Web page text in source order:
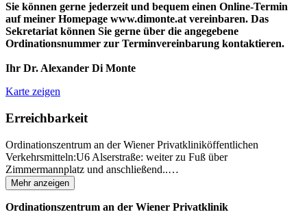
Sie können gerne jederzeit und bequem einen Online-Termin
auf meiner Homepage www.dimonte.at vereinbaren. Das
Sekretariat können Sie gerne über die angegebene
Ordinationsnummer zur Terminvereinbarung kontaktieren.
Ihr Dr. Alexander Di Monte
Karte zeigen
Erreichbarkeit
Ordinationszentrum an der Wiener Privatkliniköffentlichen
Verkehrsmitteln:U6 Alserstraße: weiter zu Fuß über
Zimmermannplatz und anschließend..…
Mehr anzeigen
Ordinationszentrum an der Wiener Privatklinik